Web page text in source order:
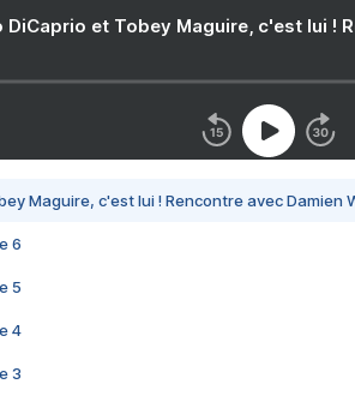
DiCaprio et Tobey Maguire, c'est lui !
Maguire, c'est lui ! Rencontre avec Damien
6
5
4
3